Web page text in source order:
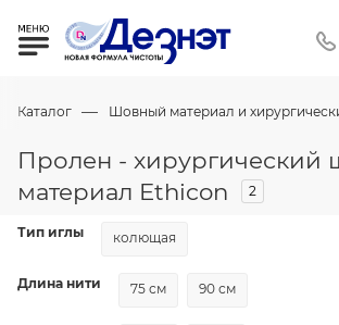
Каталог — Шовный материал и
Пролен - хирургический
материал Ethicon
2
Тип иглы колющая
Длина нити 75 см 90 см